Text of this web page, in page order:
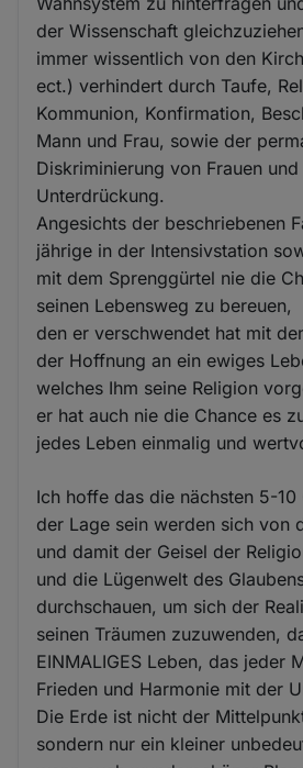
der Wissenschaft
immer wissentlich von den
ect.) verhindert durch Taufe,
Kommunion, Konfirmation,
Mann und Frau, sowie der
Diskriminierung von Frauen
Unterdrückung.
Angesichts der beschriebenen
jährige in der Intensivstation
mit dem Sprenggürtel nie die
seinen Lebensweg zu bereuen,
den er verschwendet hat mit
der Hoffnung an ein ewiges
welches Ihm seine Religion
er hat auch nie die Chance es
jedes Leben einmalig und
Ich hoffe das die nächsten 5-10
der Lage sein werden sich von
und damit der Geisel der
und die Lügenwelt des
durchschauen, um sich der
seinen Träumen zuzuwenden,
EINMALIGES Leben, das jeder
Frieden und Harmonie mit der
Die Erde ist nicht der
sondern nur ein kleiner